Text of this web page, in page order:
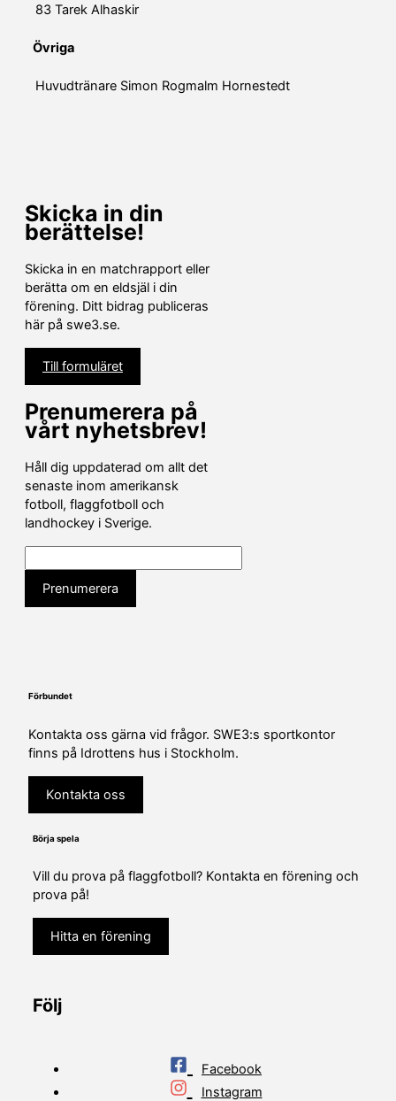
83 Tarek Alhaskir
Övriga
Huvudtränare Simon Rogmalm Hornestedt
Skicka in din
berättelse!
Skicka in en matchrapport eller
berätta om en eldsjäl i din
förening. Ditt bidrag publiceras
här på swe3.se.
Till formuläret
Prenumerera på
vårt nyhetsbrev!
Håll dig uppdaterad om allt det
senaste inom amerikansk
fotboll, flaggfotboll och
landhockey i Sverige.
Förbundet
Kontakta oss gärna vid frågor. SWE3:s sportkontor
finns på Idrottens hus i Stockholm.
Kontakta oss
Börja spela
Vill du prova på flaggfotboll? Kontakta en förening och
prova på!
Hitta en förening
Följ
Facebook
Instagram